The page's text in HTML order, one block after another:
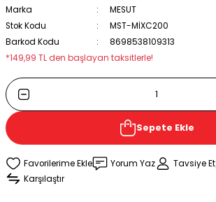
Marka
MESUT
Stok Kodu
MST-MİXC200
Barkod Kodu
8698538109313
*149,99 TL den başlayan taksitlerle!
Sepete Ekle
Yorum Yaz Tavsiye Et
Karşılaştır